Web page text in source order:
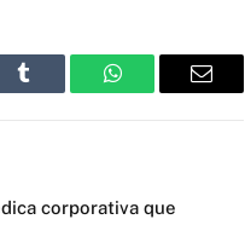
Tumblr WhatsAppEmail
corporativa que